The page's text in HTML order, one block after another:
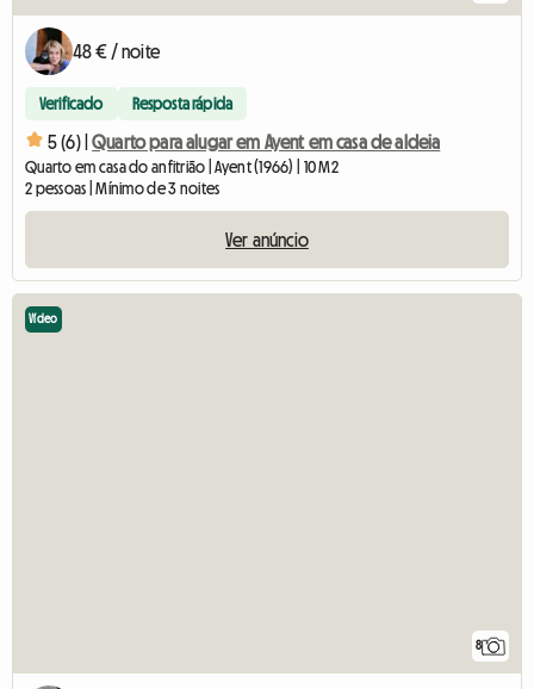
48 € / noite
Verificado Resposta rápida
5 (6) | Quarto para alugar em Ayent em casa de aldeia
Quarto em casa do anfitrião | Ayent (1966) | 10 M2
2 pessoas | Mínimo de 3 noites
Ver anúncio
8
Vídeo